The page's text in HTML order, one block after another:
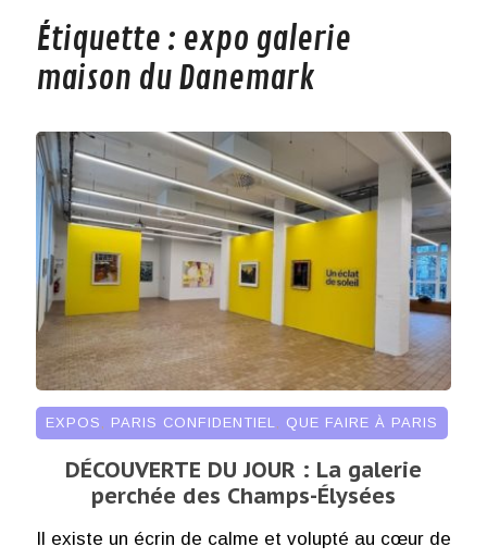
Étiquette : expo galerie
maison du Danemark
EXPOS PARIS CONFIDENTIEL QUE FAIRE À PARIS
DÉCOUVERTE DU JOUR : La galerie
perchée des Champs-Élysées
Il existe un écrin de calme et volupté au cœur de